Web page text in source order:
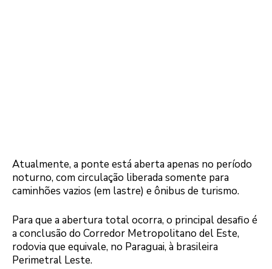
Atualmente, a ponte está aberta apenas no período
noturno, com circulação liberada somente para
caminhões vazios (em lastre) e ônibus de turismo.
Para que a abertura total ocorra, o principal desafio é
a conclusão do Corredor Metropolitano del Este,
rodovia que equivale, no Paraguai, à brasileira
Perimetral Leste.